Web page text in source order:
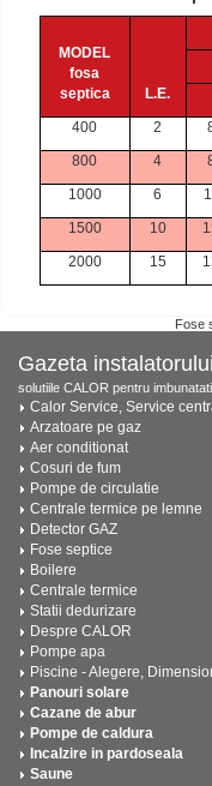
MODEL
fosa
septica
L.E.
400
2
800
4
1000
6
1500
10
2000
15
Fose
Gazeta instalatorului
solutiile CALOR pentru
Calor Service, Service
Arzatoare pe gaz
Aer conditionat
Cosuri de fum
Pompe de circulatie
Centrale termice pe lemne
Detector GAZ
Fose septice
Boilere
Centrale termice
Statii dedurizare
Despre CALOR
Pompe apa
Piscine - Alegere,
Panouri solare
Cazane de abur
Pompe de caldura
Incalzire in pardoseala
Saune